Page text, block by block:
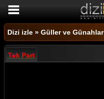
DİZİ İZLE
AKTİF DİZİLER
SON EKLENEN DİZİLER
Dizi izle » Güller ve Günahlar
Tek Part